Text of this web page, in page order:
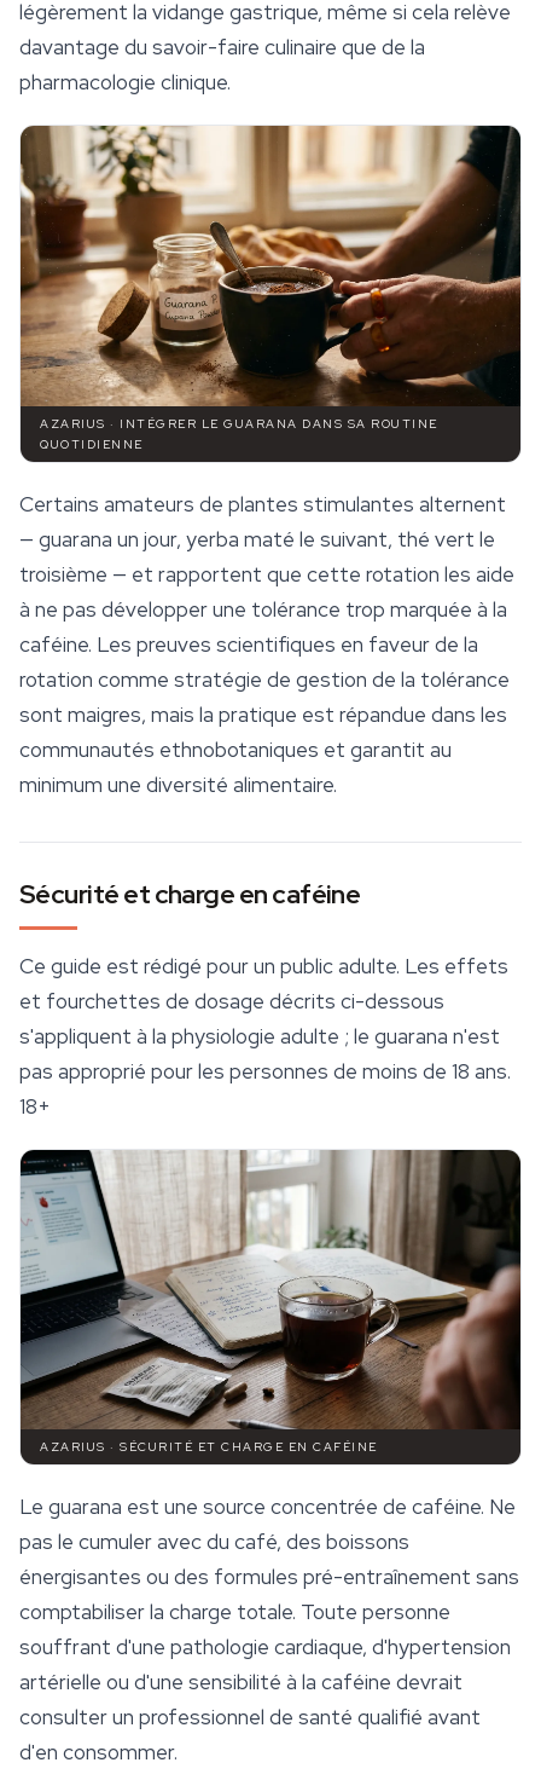
légèrement la vidange gastrique, même si cela relève
davantage du savoir-faire culinaire que de la
pharmacologie clinique.
AZARIUS · INTÉGRER LE GUARANA DANS SA ROUTINE
QUOTIDIENNE
Certains amateurs de plantes stimulantes alternent
— guarana un jour, yerba maté le suivant, thé vert le
troisième — et rapportent que cette rotation les aide
à ne pas développer une tolérance trop marquée à la
caféine. Les preuves scientifiques en faveur de la
rotation comme stratégie de gestion de la tolérance
sont maigres, mais la pratique est répandue dans les
communautés ethnobotaniques et garantit au
minimum une diversité alimentaire.
Sécurité et charge en caféine
Ce guide est rédigé pour un public adulte. Les effets
et fourchettes de dosage décrits ci-dessous
s'appliquent à la physiologie adulte ; le guarana n'est
pas approprié pour les personnes de moins de 18 ans.
18+
AZARIUS · SÉCURITÉ ET CHARGE EN CAFÉINE
Le guarana est une source concentrée de caféine. Ne
pas le cumuler avec du café, des boissons
énergisantes ou des formules pré-entraînement sans
comptabiliser la charge totale. Toute personne
souffrant d'une pathologie cardiaque, d'hypertension
artérielle ou d'une sensibilité à la caféine devrait
consulter un professionnel de santé qualifié avant
d'en consommer.